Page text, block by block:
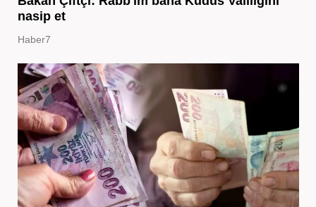
nasip et
Haber7